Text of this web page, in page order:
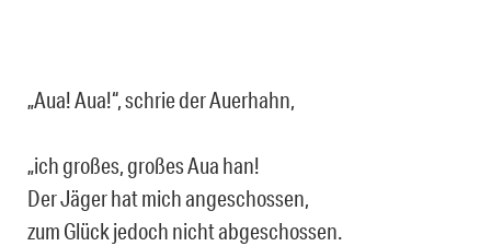
„Aua! Aua!“, schrie der Auerhahn,
„ich großes, großes Aua han!
Der Jäger hat mich angeschossen,
zum Glück jedoch nicht abgeschossen.